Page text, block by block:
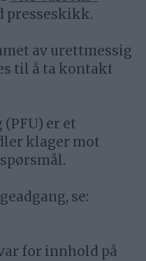
presseskikk.
av urettmessig
til å ta kontakt
er et
klager mot
se:
for innhold på